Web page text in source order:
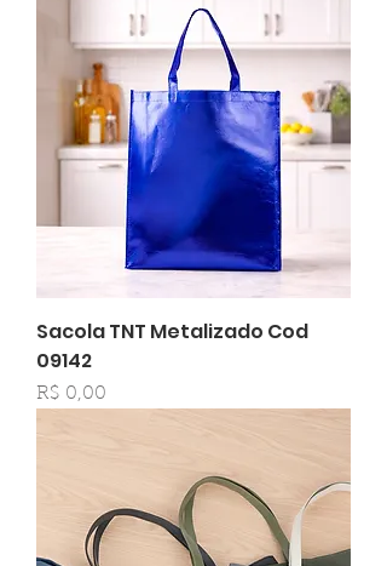
Sacola TNT Metalizado Cod
09142
Preço
R$ 0,00